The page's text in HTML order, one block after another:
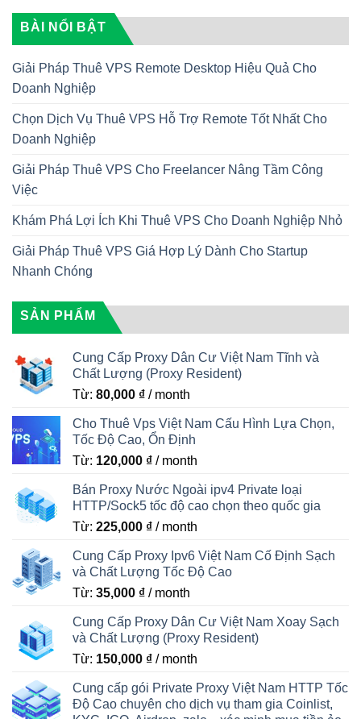
BÀI NỔI BẬT
Giải Pháp Thuê VPS Remote Desktop Hiệu Quả Cho
Doanh Nghiệp
Chọn Dịch Vụ Thuê VPS Hỗ Trợ Remote Tốt Nhất Cho
Doanh Nghiệp
Giải Pháp Thuê VPS Cho Freelancer Nâng Tầm Công
Việc
Khám Phá Lợi Ích Khi Thuê VPS Cho Doanh Nghiệp Nhỏ
Giải Pháp Thuê VPS Giá Hợp Lý Dành Cho Startup
Nhanh Chóng
SẢN PHẨM
Cung Cấp Proxy Dân Cư Việt Nam Tĩnh và
Chất Lượng (Proxy Resident)
Từ: 80,000 ₫ / month
Cho Thuê Vps Việt Nam Cấu Hình Lựa Chọn,
Tốc Độ Cao, Ổn Định
Từ: 120,000 ₫ / month
Bán Proxy Nước Ngoài ipv4 Private loại
HTTP/Sock5 tốc độ cao chọn theo quốc gia
Từ: 225,000 ₫ / month
Cung Cấp Proxy Ipv6 Việt Nam Cố Định Sạch
và Chất Lượng Tốc Độ Cao
Từ: 35,000 ₫ / month
Cung Cấp Proxy Dân Cư Việt Nam Xoay Sạch
và Chất Lượng (Proxy Resident)
Từ: 150,000 ₫ / month
Cung cấp gói Private Proxy Việt Nam HTTP Tốc
Độ Cao chuyên cho dịch vụ tham gia Coinlist,